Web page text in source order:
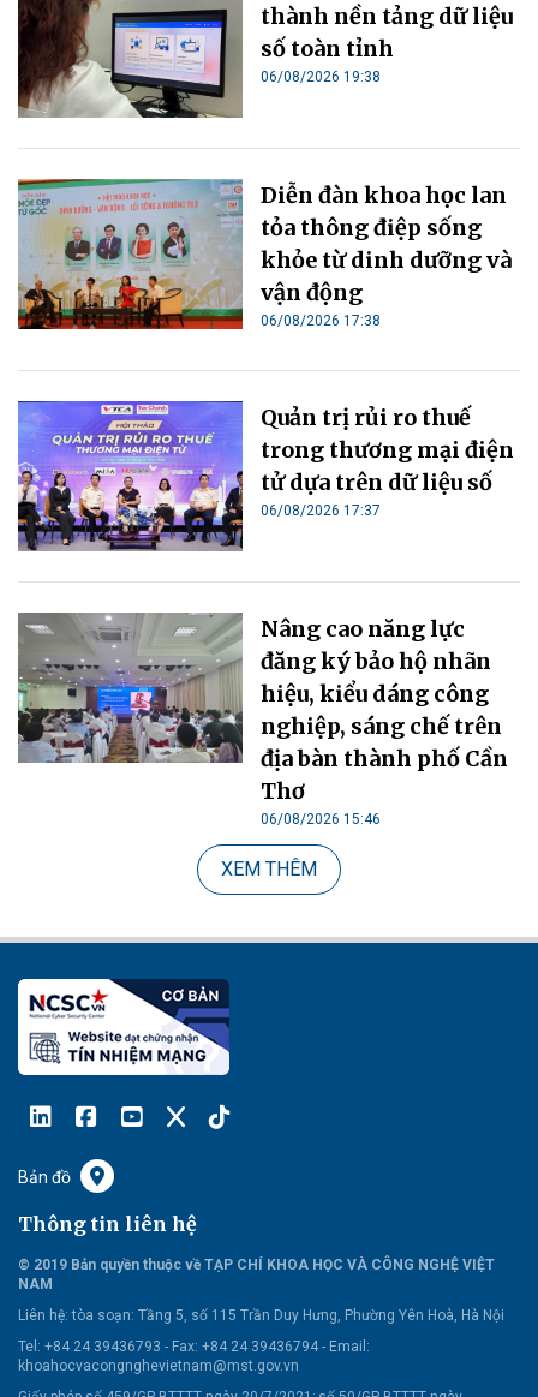
thành nền tảng dữ liệu
số toàn tỉnh
06/08/2026 19:38
Diễn đàn khoa học lan
tỏa thông điệp sống
khỏe từ dinh dưỡng và
vận động
06/08/2026 17:38
Quản trị rủi ro thuế
trong thương mại điện
tử dựa trên dữ liệu số
06/08/2026 17:37
Nâng cao năng lực
đăng ký bảo hộ nhãn
hiệu, kiểu dáng công
nghiệp, sáng chế trên
địa bàn thành phố Cần
Thơ
06/08/2026 15:46
XEM THÊM
Bản đồ
Thông tin liên hệ
© 2019 Bản quyền thuộc về TẠP CHÍ KHOA HỌC VÀ CÔNG NGHỆ VIỆT
NAM
Liên hệ: tòa soạn: Tầng 5, số 115 Trần Duy Hưng, Phường Yên Hoà, Hà Nội
Tel: +84 24 39436793 - Fax: +84 24 39436794 - Email:
khoahocvacongnghevietnam@mst.gov.vn